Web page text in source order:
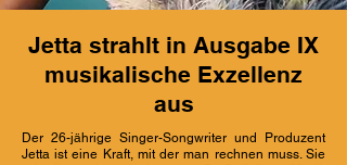
Jetta strahlt in Ausgabe IX
musikalische Exzellenz
aus
Der 26-jährige Singer-Songwriter und Produzent
Jetta ist eine Kraft, mit der man rechnen muss. Sie